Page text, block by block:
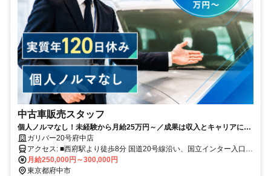
中古車販売スタッフ
個人ノルマなし！未経験から月給25万円～／成果は収入とキャリアにし
っかり反映♪
ガリバー20号府中店
アクセス: ■西府駅より徒歩8分 国道20号線沿い、国立インター入口交
差点より東へ600ｍ
月給250,000円～300,000円
東京都府中市